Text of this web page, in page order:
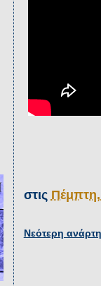
στις
Νεότερη